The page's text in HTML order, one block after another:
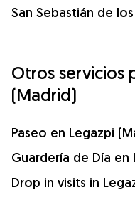
San Sebastián de
Otros servicios
(Madrid)
Paseo en Legazpi
Guardería de Día en
Drop in visits in